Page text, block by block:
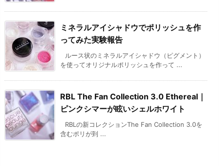
ミネラルアイシャドウでポリッシュを作
ってみた実験報告
ルース状のミネラルアイシャドウ（ピグメント）
を使ってオリジナルポリッシュを作って ...
RBL The Fan Collection 3.0 Ethereal｜
ピンクシマーが眩いシェルホワイト
RBLの新コレクションThe Fan Collection 3.0を
含むポリが到 ...